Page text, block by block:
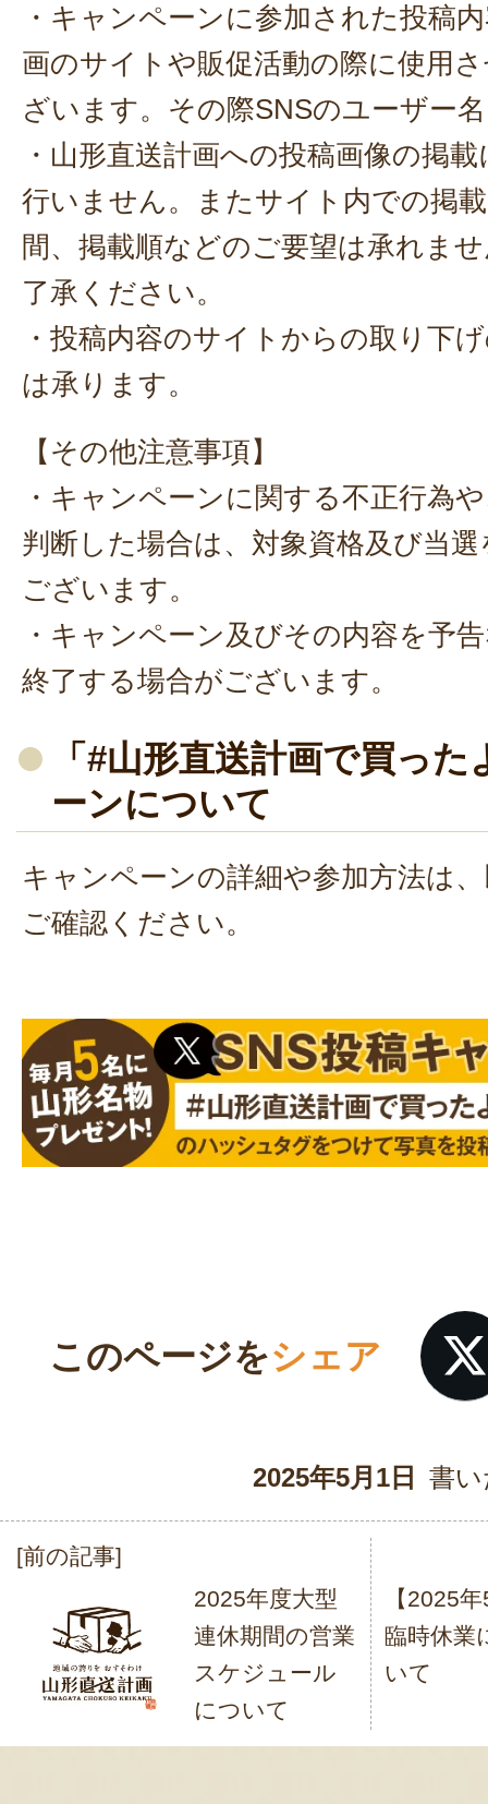
・キャンペーンに参加された投稿
画のサイトや販促活動の際に使用
ざいます。その際SNSのユーザー
・山形直送計画への投稿画像の掲
行いません。またサイト内での掲
間、掲載順などのご要望は承れま
了承ください。
・投稿内容のサイトからの取り下
は承ります。
【その他注意事項】
・キャンペーンに関する不正行為
判断した場合は、対象資格及び当
ございます。
・キャンペーン及びその内容を予
終了する場合がございます。
「#山形直送計画で買っ
ーンについて
キャンペーンの詳細や参加方法は
ご確認ください。
このページをシェア
2025年5月1日 書
投
[前の記事]
2025年度大型
連休期間の営業
スケジュール
について
【2025
臨時休業
いて